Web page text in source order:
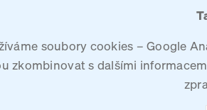
soubory cookies – Google
zkombinovat s dalšími